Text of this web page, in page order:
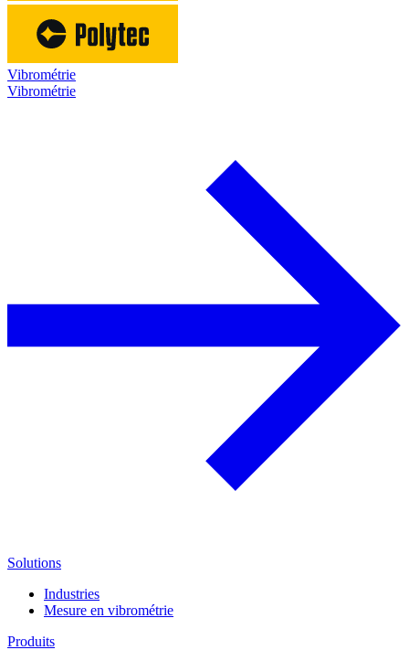
Vibrométrie
Vibrométrie
Solutions
Industries
Mesure en vibrométrie
Produits